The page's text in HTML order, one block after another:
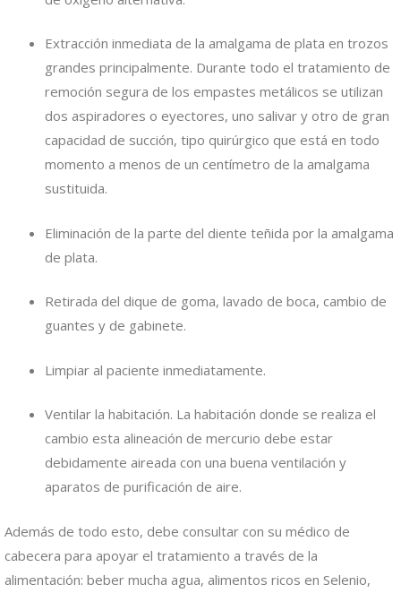
Extracción inmediata de la amalgama de plata en trozos
grandes principalmente. Durante todo el tratamiento de
remoción segura de los empastes metálicos se utilizan
dos aspiradores o eyectores, uno salivar y otro de gran
capacidad de succión, tipo quirúrgico que está en todo
momento a menos de un centímetro de la amalgama
sustituida.
Eliminación de la parte del diente teñida por la amalgama
de plata.
Retirada del dique de goma, lavado de boca, cambio de
guantes y de gabinete.
Limpiar al paciente inmediatamente.
Ventilar la habitación. La habitación donde se realiza el
cambio esta alineación de mercurio debe estar
debidamente aireada con una buena ventilación y
aparatos de purificación de aire.
Además de todo esto, debe consultar con su médico de
cabecera para apoyar el tratamiento a través de la
alimentación: beber mucha agua, alimentos ricos en Selenio,